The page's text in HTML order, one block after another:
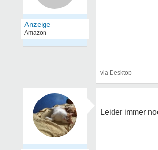
Leider immer